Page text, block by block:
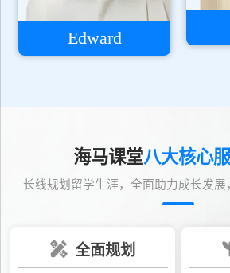
Edward
海马课堂八大核心
长线规划留学生涯，全面助力成长发
全面规划